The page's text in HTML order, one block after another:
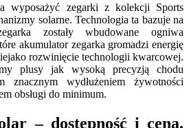
wyposażyć zegarki z kolekcji Sports
solarne. Technologia ta bazuje na
zostały wbudowane ogniwa
akumulator zegarka gromadzi energię
rozwinięcie technologii kwarcowej.
plusy jak wysoką precyzją chodu
znacznym wydłużeniem żywotności
obsługi do minimum.
– dostępność i cena.